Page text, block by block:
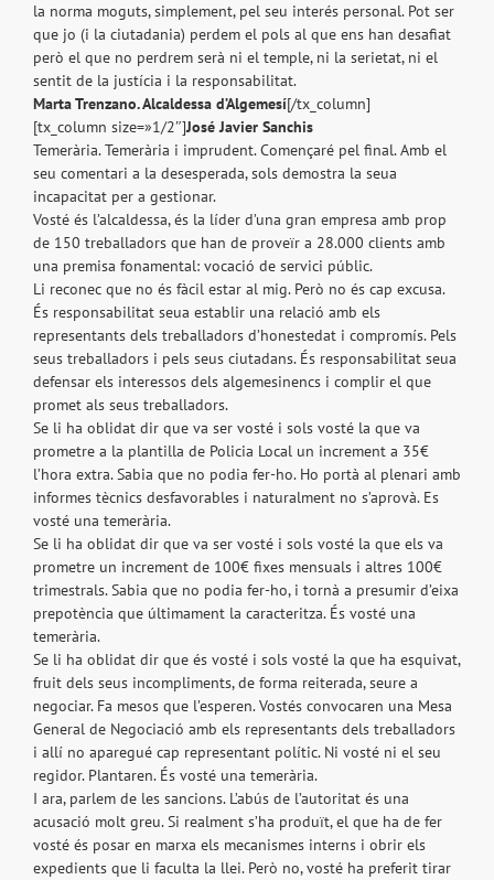
la norma moguts, simplement, pel seu interés personal. Pot ser
que jo (i la ciutadania) perdem el pols al que ens han desafiat
però el que no perdrem serà ni el temple, ni la serietat, ni el
sentit de la justícia i la responsabilitat.
Marta Trenzano. Alcaldessa d’Algemesí[/tx_column]
[tx_column size=»1/2″]José Javier Sanchis
Temerària. Temerària i imprudent. Començaré pel final. Amb el
seu comentari a la desesperada, sols demostra la seua
incapacitat per a gestionar.
Vosté és l’alcaldessa, és la líder d’una gran empresa amb prop
de 150 treballadors que han de proveïr a 28.000 clients amb
una premisa fonamental: vocació de servici públic.
Li reconec que no és fàcil estar al mig. Però no és cap excusa.
És responsabilitat seua establir una relació amb els
representants dels treballadors d’honestedat i compromís. Pels
seus treballadors i pels seus ciutadans. És responsabilitat seua
defensar els interessos dels algemesinencs i complir el que
promet als seus treballadors.
Se li ha oblidat dir que va ser vosté i sols vosté la que va
prometre a la plantilla de Policia Local un increment a 35€
l’hora extra. Sabia que no podia fer-ho. Ho portà al plenari amb
informes tècnics desfavorables i naturalment no s’aprovà. Es
vosté una temerària.
Se li ha oblidat dir que va ser vosté i sols vosté la que els va
prometre un increment de 100€ fixes mensuals i altres 100€
trimestrals. Sabia que no podia fer-ho, i tornà a presumir d’eixa
prepotència que últimament la caracteritza. És vosté una
temerària.
Se li ha oblidat dir que és vosté i sols vosté la que ha esquivat,
fruit dels seus incompliments, de forma reiterada, seure a
negociar. Fa mesos que l’esperen. Vostés convocaren una Mesa
General de Negociació amb els representants dels treballadors
i allí no aparegué cap representant polític. Ni vosté ni el seu
regidor. Plantaren. És vosté una temerària.
I ara, parlem de les sancions. L’abús de l’autoritat és una
acusació molt greu. Si realment s’ha produït, el que ha de fer
vosté és posar en marxa els mecanismes interns i obrir els
expedients que li faculta la llei. Però no, vosté ha preferit tirar